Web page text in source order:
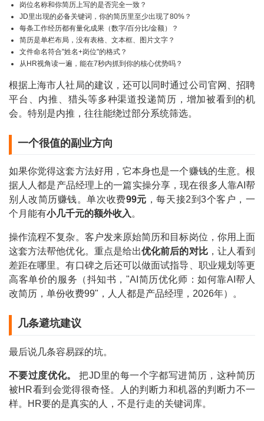
岗位名称和你简历上写的是否完全一致？
JD里出现的必备关键词，你的简历里至少出现了80%？
每条工作经历都有量化成果（数字/百分比/金额）？
简历是单栏布局，没有表格、文本框、图片文字？
文件命名符合"姓名+岗位"的格式？
从HR视角读一遍，能在7秒内抓到你的核心优势吗？
根据上海市人社局的建议，还可以同时通过公司官网、招聘
平台、内推、猎头等多种渠道投递简历，增加被看到的机
会。特别是内推，往往能绕过部分系统筛选。
一个很值的副业方向
如果你觉得这套方法好用，它本身也是一个赚钱的生意。根
据人人都是产品经理上的一篇实操分享，现在很多人靠AI帮
别人改简历赚钱。单次收费99元 ，每天接2到3个客户，一
个月能有小几千元的额外收入。
操作流程不复杂。客户发来原始简历和目标岗位，你用上面
这套方法帮他优化。重点是给出优化前后的对比，让人看到
差距在哪里。有口碑之后还可以做面试指导、职业规划等更
高客单价的服务（抖知书，"AI简历优化师：如何靠AI帮人
改简历，单份收费99"，人人都是产品经理，2026年）。
几条避坑建议
最后说几条容易踩的坑。
不要过度优化。
把JD里的每一个字都写进简历，这种简历
被HR看到会觉得很奇怪。人的判断力和机器的判断力不一
样。HR要的是真实的人，不是行走的关键词库。